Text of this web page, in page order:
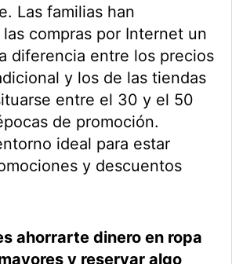
Las familias han
compras por Internet un
diferencia entre los precios
y los de las tiendas
entre el 30 y el 50
de promoción.
ideal para estar
y descuentos
ahorrarte dinero en ropa
y reservar algo